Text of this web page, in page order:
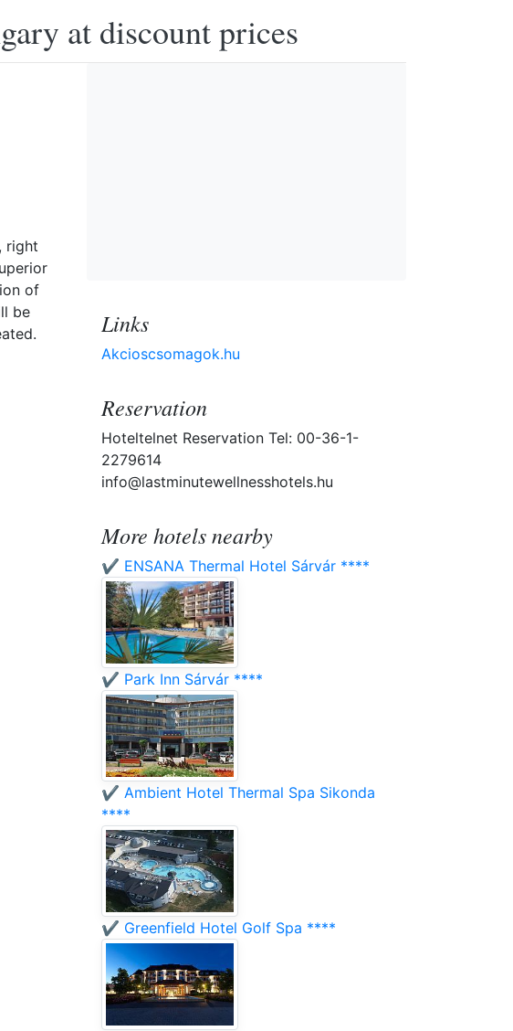
at discount prices
right
of
be
Links
Akcioscsomagok.hu
Reservation
Hoteltelnet Reservation Tel: 00-36-1-
2279614
info@lastminutewellnesshotels.hu
More hotels nearby
✔️ ENSANA Thermal Hotel Sárvár ****
✔️ Park Inn Sárvár ****
✔️ Ambient Hotel Thermal Spa Sikonda
****
✔️ Greenfield Hotel Golf Spa ****